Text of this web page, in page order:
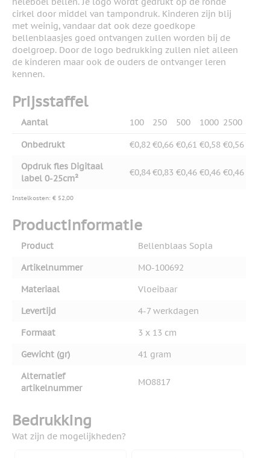
cirkel door middel van tampondruk. Kinderen zijn blij
met weinig, vandaar dat ook deze goedkope
bellenblaasjes goed ontvangen zullen worden bij de
doelgroep. Door de logo bedrukking zullen niet alleen
de kinderen maar ook de ouders de ontvanger leren
kennen.
Prijsstaffel
Aantal 100 250 500 1000 2500
Onbedrukt €0,82 €0,66 €0,61 €0,58 €0,56
Opdruk fles Digitaal
label 0-25cm²
€0,84€0,83 €0,46 €0,46 €0,46
Instelkosten: € 52,00
Productinformatie
Product
Bellenblaas Sopla
Artikelnummer
MO-100692
Materiaal
Vloeibaar
Levertijd
4-7 werkdagen
Formaat
3 x 13 cm
Gewicht (gr)
41 gram
Alternatief
artikelnummer
MO8817
Bedrukking
Wat zijn de mogelijkheden?